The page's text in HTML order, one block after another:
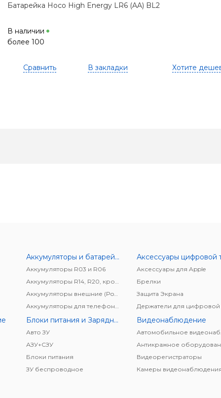
Батарейка Hoco High Energy LR6 (AA) BL2
В наличии
более 100
Сравнить В закладки Хотите
Аккумуляторы и батарейки
Аккумуляторы R03 и R06
Аксессуары для Apple
Брелки
Защита Экрана
Блоки питания и Зарядные устройства
Авто ЗУ
АЗУ+CЗУ
Блоки питания
ЗУ беспроводное
Видеонаблюдение
Антикражное
Видеорегистраторы
Камеры